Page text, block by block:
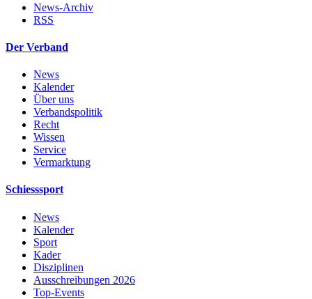
News-Archiv
RSS
Der Verband
News
Kalender
Über uns
Verbandspolitik
Recht
Wissen
Service
Vermarktung
Schiesssport
News
Kalender
Sport
Kader
Disziplinen
Ausschreibungen 2026
Top-Events